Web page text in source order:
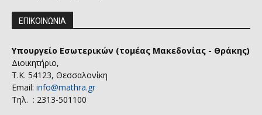
ΕΠΙΚΟΙΝΩΝΙΑ
Υπουργείο Εσωτερικών (τομέας Μακεδονίας - Θράκης)
Διοικητήριο,
Τ.Κ. 54123, Θεσσαλονίκη
Email: info@mathra.gr
Τηλ. : 2313-501100